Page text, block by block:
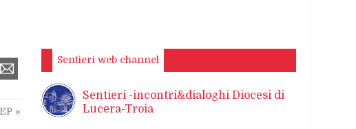
»
Sentieri web channel
Sentieri -incontri&dialoghi Diocesi di
Lucera-Troia